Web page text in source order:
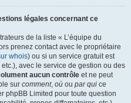
légales concernant ce
de la liste « L’équipe du
prenez contact avec le propriétaire
whois) ou si un service gratuit est
avec le service de gestion ou des
aucun contrôle et ne peut
sur comment, où ou par qui ce
phpBB Limited pour toute question